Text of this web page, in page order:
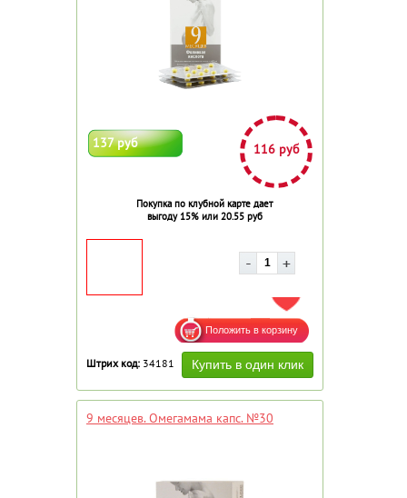
137 руб 116 руб
Покупка по клубной карте дает
выгоду 15% или 20.55 руб
ДОБАВИТЬ В ИЗБРАННОЕ
Штрих код: 34181
9 месяцев. Омегамама капс. №30